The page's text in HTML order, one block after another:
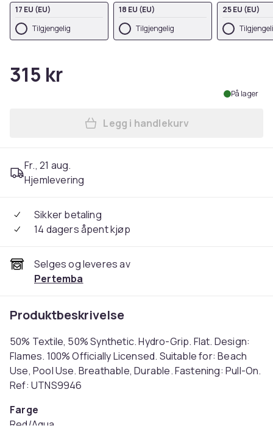
17 EU (EU)
Tilgjengelig
18 EU (EU)
Tilgjengelig
25 EU (EU)
315 kr
På lager
Legg Hot Wheels Boys
Legg i handlekurv
Fr., 21 aug.
Hjemlevering
Sikker betaling
14 dagers åpent kjøp
Selges og leveres av
Pertemba
Produktbeskrivelse
50% Textile, 50% Synthetic. Hydro-Grip. Flat. Design:
Flames. 100% Officially Licensed. Suitable for: Beach
Use, Pool Use. Breathable, Durable. Fastening: Pull-On.
Ref: UTNS9946
Farge
Red/Aqua